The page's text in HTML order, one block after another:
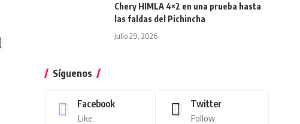
Chery HIMLA 4×2 en una prueba hasta
las faldas del Pichincha
julio 29, 2026
Síguenos
Facebook
Like
Twitter
Follow